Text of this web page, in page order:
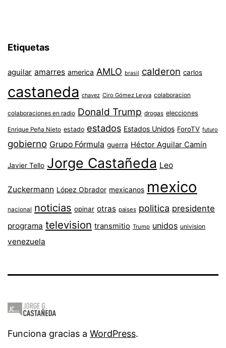
Etiquetas
aguilar amarres america AMLO brasil calderon carlos
castaneda chavez Ciro Gómez Leyva colaboracion
colaboraciones en radio Donald Trump drogas elecciones
Enrique Peña Nieto estado estados Estados Unidos ForoTV futuro
gobierno Grupo Fórmula guerra Héctor Aguilar Camín
Javier Tello Jorge Castañeda Leo
Zuckermann López Obrador mexicanos mexico
nacional noticias opinar otras paises politica presidente
programa television transmitio Trump unidos univision
venezuela
Funciona gracias a WordPress.